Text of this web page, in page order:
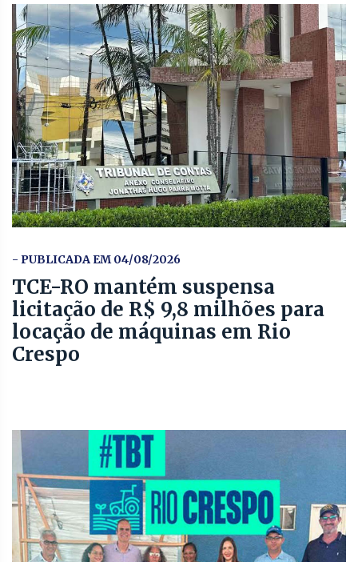
- PUBLICADA EM 04/08/2026
TCE-RO mantém suspensa
licitação de R$ 9,8 milhões para
locação de máquinas em Rio
Crespo